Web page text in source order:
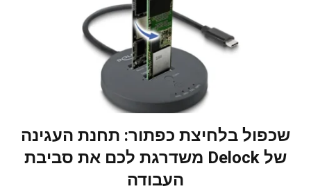
שכפול בלחיצת כפתור: תחנת העגינה
של Delock משדרגת לכם את סביבת
העבודה